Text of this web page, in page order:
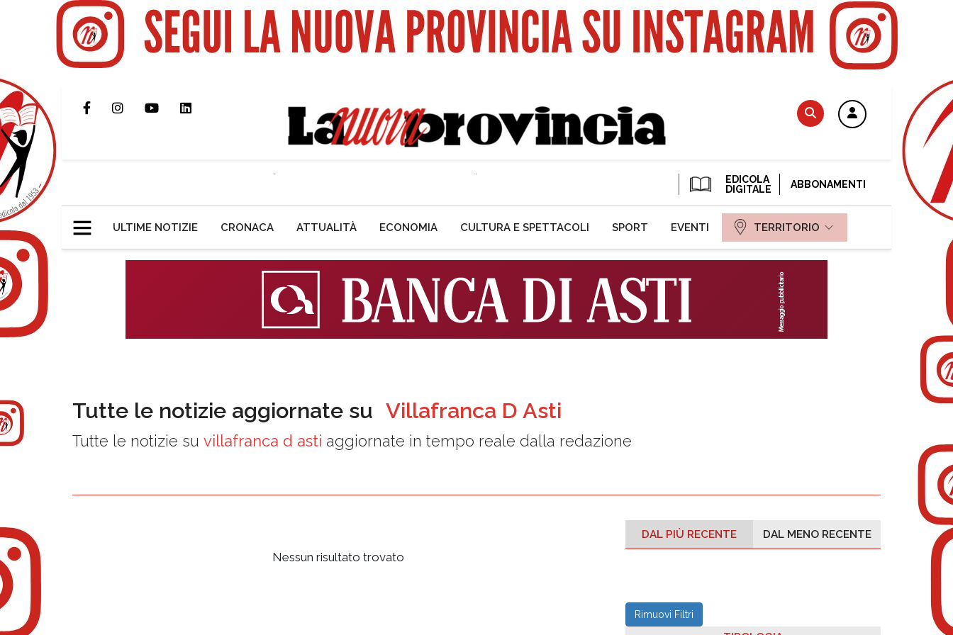
EDICOLA
DIGITALE
ABBONAMENTI
ULTIME NOTIZIE CRONACA ATTUALITÀ ECONOMIA CULTURA E SPETTACOLI SPORT EVENTI TERRITORIO
Tutte le notizie aggiornate su Villafranca D Asti
Tutte le notizie su villafranca d asti aggiornate in tempo reale dalla redazione
Nessun risultato trovato
DAL PIÙ RECENTE DAL MENO RECENTE
Rimuovi Filtri